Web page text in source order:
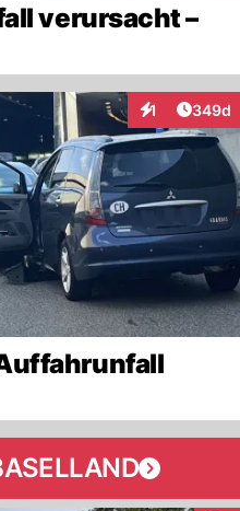
verursacht –
1
Interaktionen
349d